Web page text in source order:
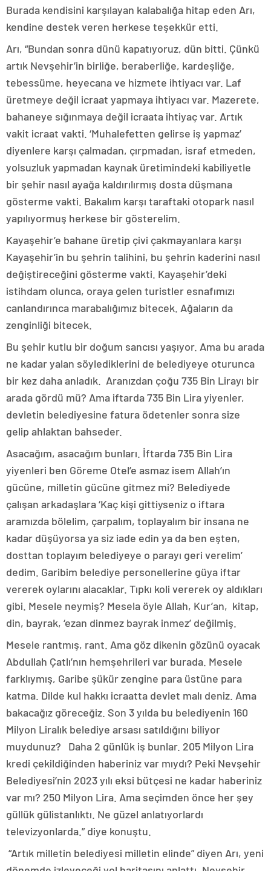
Burada kendisini karşılayan kalabalığa hitap eden Arı,
kendine destek veren herkese teşekkür etti.
Arı, “Bundan sonra dünü kapatıyoruz, dün bitti. Çünkü
artık Nevşehir’in birliğe, beraberliğe, kardeşliğe,
tebessüme, heyecana ve hizmete ihtiyacı var. Laf
üretmeye değil icraat yapmaya ihtiyacı var. Mazerete,
bahaneye sığınmaya değil icraata ihtiyaç var. Artık
vakit icraat vakti. ‘Muhalefetten gelirse iş yapmaz’
diyenlere karşı çalmadan, çırpmadan, israf etmeden,
yolsuzluk yapmadan kaynak üretimindeki kabiliyetle
bir şehir nasıl ayağa kaldırılırmış dosta düşmana
gösterme vakti. Bakalım karşı taraftaki otopark nasıl
yapılıyormuş herkese bir gösterelim.
Kayaşehir’e bahane üretip çivi çakmayanlara karşı
Kayaşehir’in bu şehrin talihini, bu şehrin kaderini nasıl
değiştireceğini gösterme vakti. Kayaşehir’deki
istihdam olunca, oraya gelen turistler esnafımızı
canlandırınca marabalığımız bitecek. Ağaların da
zenginliği bitecek.
Bu şehir kutlu bir doğum sancısı yaşıyor. Ama bu arada
ne kadar yalan söylediklerini de belediyeye oturunca
bir kez daha anladık. Aranızdan çoğu 735 Bin Lirayı bir
arada gördü mü? Ama iftarda 735 Bin Lira yiyenler,
devletin belediyesine fatura ödetenler sonra size
gelip ahlaktan bahseder.
Asacağım, asacağım bunları. İftarda 735 Bin Lira
yiyenleri ben Göreme Otel’e asmaz isem Allah’ın
gücüne, milletin gücüne gitmez mi? Belediyede
çalışan arkadaşlara ‘Kaç kişi gittiyseniz o iftara
aramızda bölelim, çarpalım, toplayalım bir insana ne
kadar düşüyorsa ya siz iade edin ya da ben eşten,
dosttan toplayım belediyeye o parayı geri verelim’
dedim. Garibim belediye personellerine güya iftar
vererek oylarını alacaklar. Tıpkı koli vererek oy aldıkları
gibi. Mesele neymiş? Mesela öyle Allah, Kur’an, kitap,
din, bayrak, ‘ezan dinmez bayrak inmez’ değilmiş.
Mesele rantmış, rant. Ama göz dikenin gözünü oyacak
Abdullah Çatlı’nın hemşehrileri var burada. Mesele
farklıymış, Garibe şükür zengine para üstüne para
katma. Dilde kul hakkı icraatta devlet malı deniz. Ama
bakacağız göreceğiz. Son 3 yılda bu belediyenin 160
Milyon Liralık belediye arsası satıldığını biliyor
muydunuz? Daha 2 günlük iş bunlar. 205 Milyon Lira
kredi çekildiğinden haberiniz var mıydı? Peki Nevşehir
Belediyesi’nin 2023 yılı eksi bütçesi ne kadar haberiniz
var mı? 250 Milyon Lira. Ama seçimden önce her şey
güllük gülistanlıktı. Ne güzel anlatıyorlardı
televizyonlarda.” diye konuştu.
“Artık milletin belediyesi milletin elinde” diyen Arı, yeni